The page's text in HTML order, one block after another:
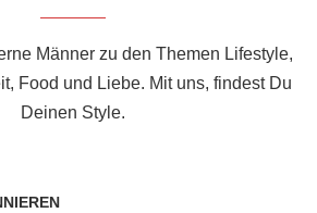
Männer zu den Themen Lifestyle,
Food und Liebe. Mit uns, findest Du
Deinen Style.